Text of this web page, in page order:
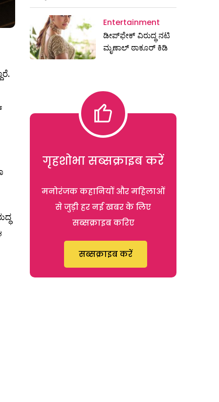
Entertainment
ಡೀಪ್‌ಫೇಕ್ ವಿರುದ್ಧ ನಟಿ
ಮೃಣಾಲ್ ಠಾಕೂರ್ ಕಿಡಿ
गृहशोभा सब्सक्राइब करें
मनोरंजक कहानियों और महिलाओं
से जुड़ी हर नई खबर के लिए
सब्सक्राइब करिए
सब्सक्राइब करें